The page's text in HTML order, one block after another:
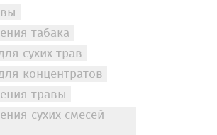
табака
сухих трав
концентратов
травы
сухих смесей